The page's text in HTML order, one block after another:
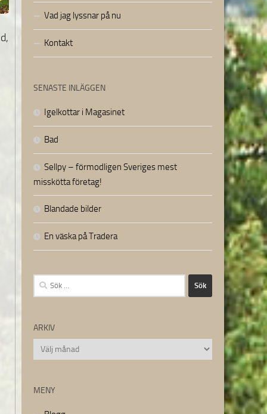
Vad jag lyssnar på nu
Kontakt
SENASTE INLÄGGEN
Igelkottar i Magasinet
Bad
Sellpy – förmodligen Sveriges mest
misskötta företag!
Blandade bilder
En väska på Tradera
Sök
efter:
ARKIV
Arkiv
MENY